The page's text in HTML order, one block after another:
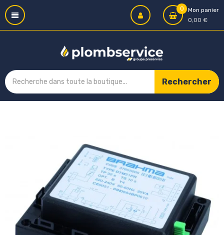
0
Mon panier
0,00 €
Rechercher